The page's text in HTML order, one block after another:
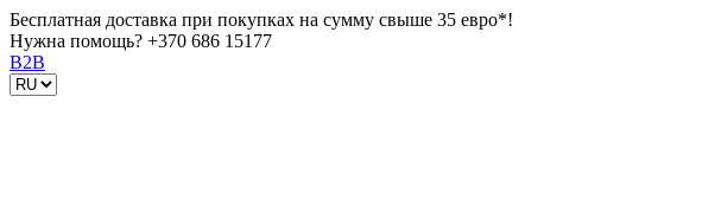
Бесплатная доставка при покупках на сумму свыше 35 евро*!
Нужна помощь? +370 686 15177
B2B